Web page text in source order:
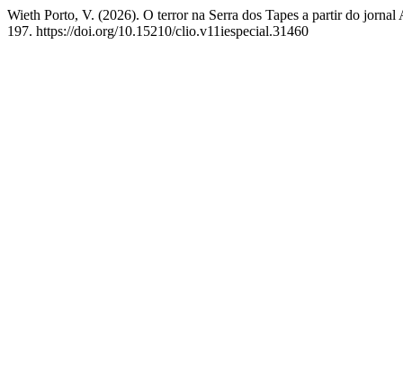
Wieth Porto, V. (2026). O terror na Serra dos Tapes a partir do jornal
197. https://doi.org/10.15210/clio.v11iespecial.31460